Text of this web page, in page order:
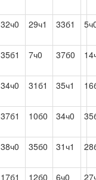
32ч0 29ч1 33б1
35б1 7ч0 37б0
34ч0 31б1 35ч1
37б1 10б0 34ч0
38ч0 35б0 31ч1
17б1 12б0 6ч0